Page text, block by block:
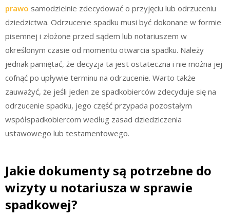
prawo samodzielnie zdecydować o przyjęciu lub odrzuceniu
dziedzictwa. Odrzucenie spadku musi być dokonane w formie
pisemnej i złożone przed sądem lub notariuszem w
określonym czasie od momentu otwarcia spadku. Należy
jednak pamiętać, że decyzja ta jest ostateczna i nie można jej
cofnąć po upływie terminu na odrzucenie. Warto także
zauważyć, że jeśli jeden ze spadkobierców zdecyduje się na
odrzucenie spadku, jego część przypada pozostałym
współspadkobiercom według zasad dziedziczenia
ustawowego lub testamentowego.
Jakie dokumenty są potrzebne do
wizyty u notariusza w sprawie
spadkowej?